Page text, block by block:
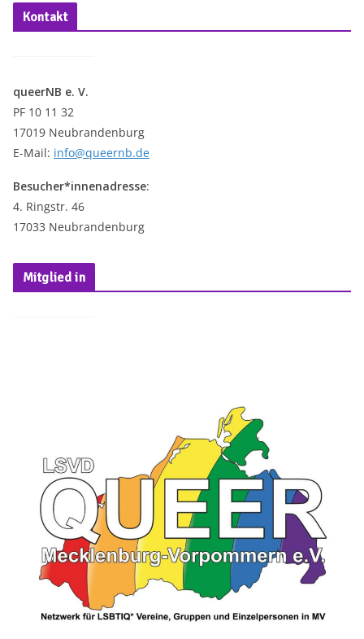
Kontakt
queerNB e. V.
PF 10 11 32
17019 Neubrandenburg
E-Mail: info@queernb.de
Besucher*innenadresse:
4. Ringstr. 46
17033 Neubrandenburg
Mitglied in